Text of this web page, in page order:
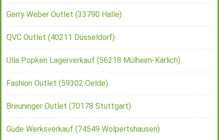
Gerry Weber Outlet (33790 Halle)
QVC Outlet (40211 Düsseldorf)
Ulla Popken Lagerverkauf (56218 Mülheim-Kärlich)
Fashion Outlet (59302 Oelde)
Breuninger Outlet (70178 Stuttgart)
Güde Werksverkauf (74549 Wolpertshausen)